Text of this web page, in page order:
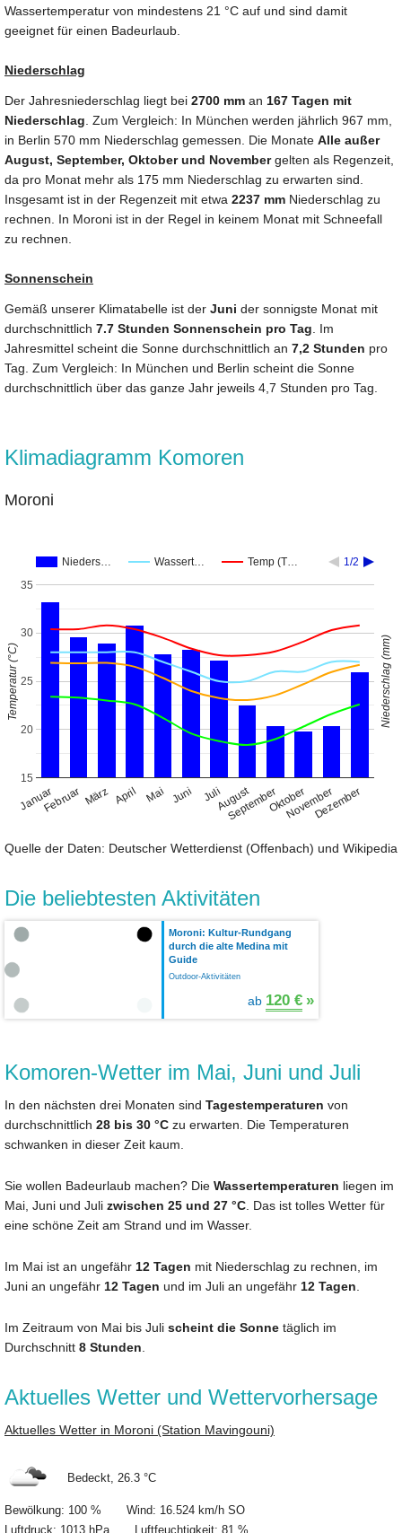
Wassertemperatur von mindestens 21 °C auf und sind damit
geeignet für einen Badeurlaub.
Niederschlag
Der Jahresniederschlag liegt bei 2700 mm an 167 Tagen mit
Niederschlag. Zum Vergleich: In München werden jährlich 967 mm,
in Berlin 570 mm Niederschlag gemessen. Die Monate Alle außer
August, September, Oktober und Novembergelten als Regenzeit,
da pro Monat mehr als 175 mm Niederschlag zu erwarten sind.
Insgesamt ist in der Regenzeit mit etwa 2237 mm Niederschlag zu
rechnen. In Moroni ist in der Regel in keinem Monat mit Schneefall
zu rechnen.
Sonnenschein
Gemäß unserer Klimatabelle ist der Juni der sonnigste Monat mit
durchschnittlich 7.7 Stunden Sonnenschein pro Tag. Im
Jahresmittel scheint die Sonne durchschnittlich an 7,2 Stunden pro
Tag. Zum Vergleich: In München und Berlin scheint die Sonne
durchschnittlich über das ganze Jahr jeweils 4,7 Stunden pro Tag.
Klimadiagramm Komoren
Moroni
Nieders… Wassert… Temp (T… 1/2
JanuarFebruar März April Mai Juni JuliAugust
SeptemberOktober
NovemberDezember
15
20
25
30
35
Temperatur (°C) Niederschlag (mm)
Quelle der Daten: Deutscher Wetterdienst (Offenbach) und Wikipedia
Die beliebtesten Aktivitäten
Moroni: Kultur-Rundgang
durch die alte Medina mit
Guide
Outdoor-Aktivitäten
ab 120 € »
Komoren-Wetter im Mai, Juni und Juli
In den nächsten drei Monaten sind Tagestemperaturen von
durchschnittlich 28 bis 30 °C zu erwarten. Die Temperaturen
schwanken in dieser Zeit kaum.
Sie wollen Badeurlaub machen? Die Wassertemperaturen liegen im
Mai, Juni und Juli zwischen 25 und 27 °C. Das ist tolles Wetter für
eine schöne Zeit am Strand und im Wasser.
Im Mai ist an ungefähr 12 Tagen mit Niederschlag zu rechnen, im
Juni an ungefähr 12 Tagen und im Juli an ungefähr 12 Tagen.
Im Zeitraum von Mai bis Juli scheint die Sonne täglich im
Durchschnitt 8 Stunden.
Aktuelles Wetter und Wettervorhersage
Aktuelles Wetter in Moroni (Station Mavingouni)
Bedeckt, 26.3 °C
Bewölkung: 100 % Wind: 16.524 km/h SO
Luftdruck: 1013 hPa Luftfeuchtigkeit: 81 %